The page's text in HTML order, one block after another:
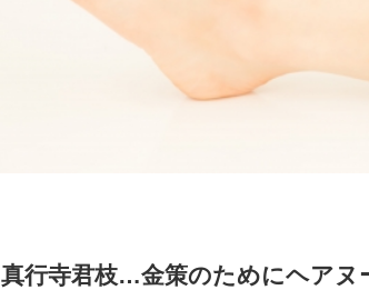
真行寺君枝…金策のためにヘアヌ